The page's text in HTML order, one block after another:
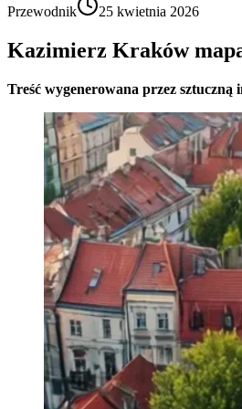
Przewodnik 25 kwietnia 2026
Kazimierz Kraków
Treść wygenerowana przez sztuczną